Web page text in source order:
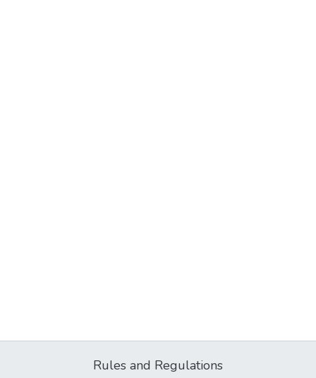
Rules and Regulations